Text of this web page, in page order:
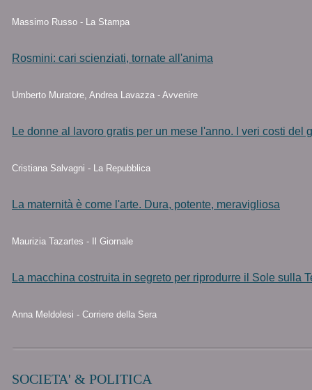
Massimo Russo - La Stampa
Rosmini: cari scienziati, tornate all'anima
Umberto Muratore, Andrea Lavazza - Avvenire
Le donne al lavoro gratis per un mese l'anno. I veri costi del
Cristiana Salvagni - La Repubblica
La maternità è come l'arte. Dura, potente, meravigliosa
Maurizia Tazartes - Il Giornale
La macchina costruita in segreto per riprodurre il Sole sulla
Anna Meldolesi - Corriere della Sera
SOCIETA' & POLITICA